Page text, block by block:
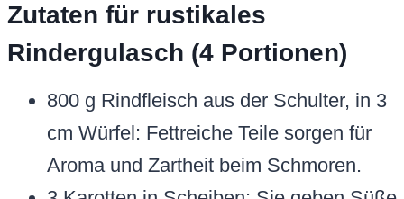
Zutaten für rustikales
Rindergulasch (4 Portionen)
800 g Rindfleisch aus der Schulter, in 3
cm Würfel: Fettreiche Teile sorgen für
Aroma und Zartheit beim Schmoren.